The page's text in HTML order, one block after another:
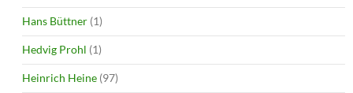
Hans Büttner (1)
Hedvig Prohl (1)
Heinrich Heine (97)